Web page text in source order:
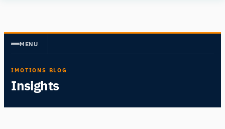
を
ス
ッ
MENU
IMOTIONS BLOG
Insights